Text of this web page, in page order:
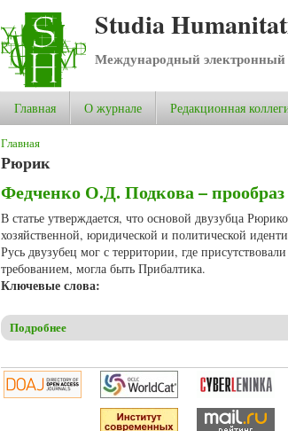
Studia
Международный
Главная О журнале Редакционная
Вы здесь
Главная
Рюрик
Федченко О.Д. Подкова –
В статье утверждается, что основой двузубца
хозяйственной, юридической и политической
Русь двузубец мог с территории, где
требованием, могла быть Прибалтика.
Ключевые слова:
Подробнее